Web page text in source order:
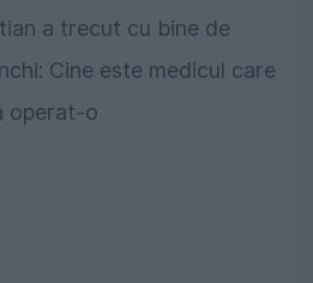
a trecut cu bine de
Cine este medicul care
operat-o